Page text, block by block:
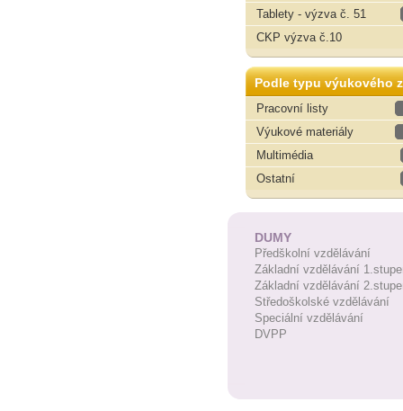
Tablety - výzva č. 51
CKP výzva č.10
Podle typu výukového
Pracovní listy
Výukové materiály
Multimédia
Ostatní
DUMY
Předškolní vzdělávání
Základní vzdělávání
Základní vzdělávání
Středoškolské vzdělávání
Speciální vzdělávání
DVPP